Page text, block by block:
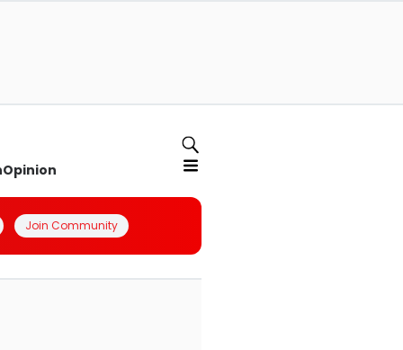
Opinion
Join Community